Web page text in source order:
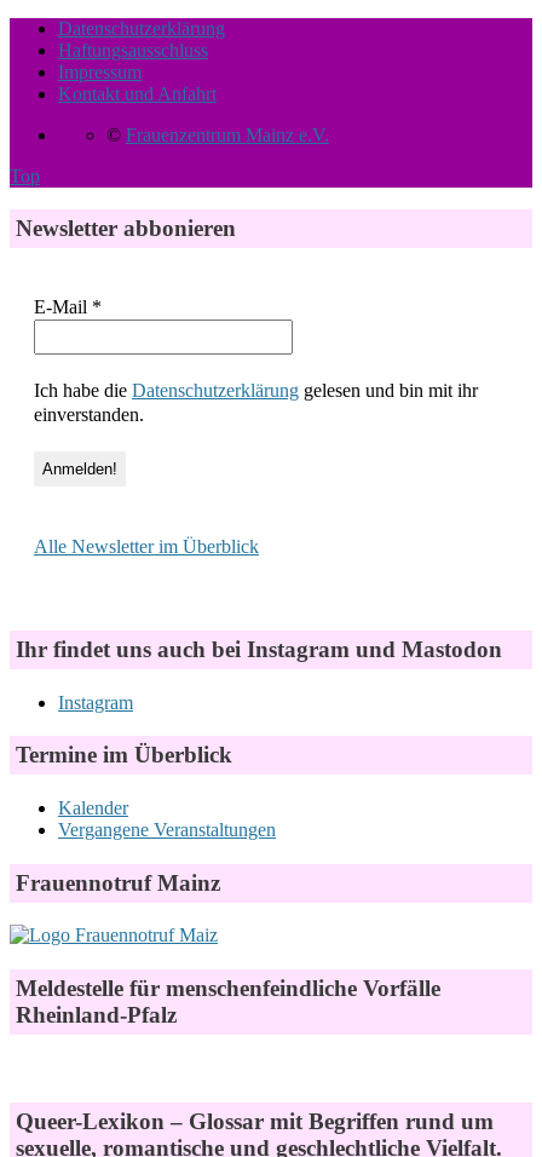
Datenschutzerklärung
Haftungsausschluss
Impressum
Kontakt und Anfahrt
© Frauenzentrum Mainz e.V.
Top
Newsletter abbonieren
E-Mail *
Ich habe die Datenschutzerklärung gelesen und bin mit ihr
einverstanden.
Alle Newsletter im Überblick
Ihr findet uns auch bei Instagram und Mastodon
Instagram
Termine im Überblick
Kalender
Vergangene Veranstaltungen
Frauennotruf Mainz
Meldestelle für menschenfeindliche Vorfälle
Rheinland-Pfalz
Queer-Lexikon – Glossar mit Begriffen rund um
sexuelle, romantische und geschlechtliche Vielfalt.